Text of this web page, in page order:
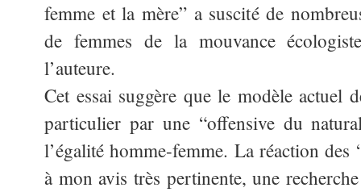
femme et la mère” a suscité de
de femmes de la mouvance
l’auteure.
Cet essai suggère que le modèle actuel
particulier par une “offensive du
l’égalité homme-femme. La réaction des
à mon avis très pertinente, une